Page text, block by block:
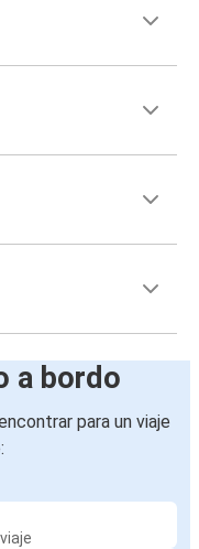
a bordo
para un viaje